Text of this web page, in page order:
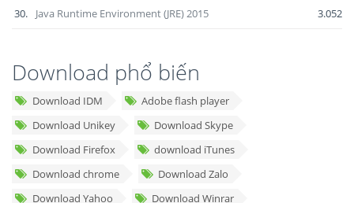
30. Java Runtime Environment (JRE) 2015 3.052
Download phổ biến
Download IDM
Adobe flash player
Download Unikey
Download Skype
Download Firefox
download iTunes
Download chrome
Download Zalo
Download Yahoo
Download Winrar